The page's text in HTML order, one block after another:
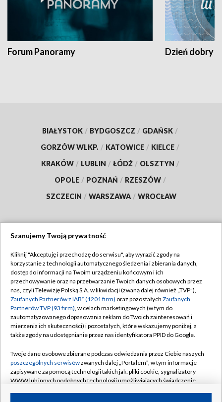
Forum Panoramy Dzień dobry
BIAŁYSTOK / BYDGOSZCZ / GDAŃSK /
GORZÓW WLKP. / KATOWICE / KIELCE /
KRAKÓW / LUBLIN / ŁÓDŹ / OLSZTYN /
OPOLE / POZNAŃ / RZESZÓW /
SZCZECIN / WARSZAWA / WROCŁAW
TVP
Abonament TVP
Emisja w TVP
Centrum informacji TVP
Naziemna Telewizja Cyfrowa
Rada Programowa
System NOS
Informacje o nadawcy
Regulamin TVP
Polityka prywatności
Moje zgody
Pomoc
Kontakt
Kanały
Szanujemy Twoją prywatność
Kliknij "Akceptuję i przechodzę do serwisu", aby wyrazić zgody na
korzystanie z technologii automatycznego śledzenia i zbierania danych,
dostęp do informacji na Twoim urządzeniu końcowym i ich
przechowywanie oraz na przetwarzanie Twoich danych osobowych przez
nas, czyli Telewizję Polską S.A. w likwidacji (zwaną dalej również „TVP”),
Zaufanych Partnerów z IAB* (1201 firm) oraz pozostałych Zaufanych
Partnerów TVP (93 firm), w celach marketingowych (w tym do
zautomatyzowanego dopasowania reklam do Twoich zainteresowań i
mierzenia ich skuteczności) i pozostałych, które wskazujemy poniżej, a
także zgody na udostępnianie przez nas identyfikatora PPID do Google.
Twoje dane osobowe zbierane podczas odwiedzania przez Ciebie naszych
poszczególnych serwisówzwanych dalej „Portalem”, w tym informacje
zapisywane za pomocą technologii takich jak: pliki cookie, sygnalizatory
WWW lub innych podobnych technologii umożliwiających świadczenie